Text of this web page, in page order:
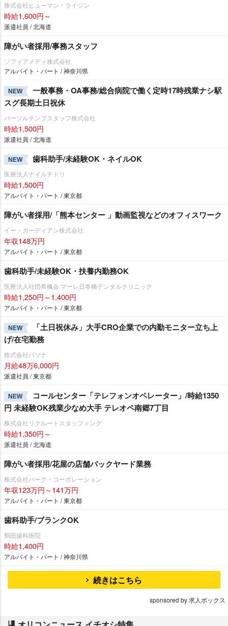
株式会社ヒューマン・ライジン
時給1,600円～
派遣社員 / 北海道
障がい者採用/事務スタッフ
ソフィアメディ株式会社
アルバイト・パート / 神奈川県
NEW
一般事務・OA事務/総合病院で働く定時17時残業ナシ駅
スグ長期土日祝休
パーソルテンプスタッフ株式会社
時給1,500円
派遣社員 / 北海道
NEW 歯科助手/未経験OK・ネイルOK
医療法人ナイルチドリ
時給1,500円
アルバイト・パート / 東京都
障がい者採用/「熊本センター 」動画監視などのオフィスワーク
イー・ガーディアン株式会社
年収148万円
アルバイト・パート / 東京都
歯科助手/未経験OK・扶養内勤務OK
医療法人社団希楓会 マーレ日本橋デンタルクリニック
時給1,250円～1,400円
アルバイト・パート / 東京都
NEW
「土日祝休み」大手CRO企業での内勤モニター立ち上
げ/在宅勤務
株式会社パソナ
月給48万6,000円
派遣社員 / 東京都
NEW
コールセンター「テレフォンオペレーター」/時給1350
円 未経験OK残業少なめ大手 テレオペ南郷7丁目
株式会社リクルートスタッフィング
時給1,350円～
派遣社員 / 北海道
障がい者採用/花屋の店舗バックヤード業務
株式会社パーク・コーポレーション
年収123万円～141万円
アルバイト・パート / 東京都
歯科助手/ブランクOK
鶴田歯科医院
時給1,400円
アルバイト・パート / 神奈川県
続きはこちら
sponsored by 求人ボックス